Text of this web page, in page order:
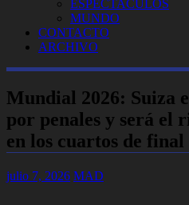
ESPECTACULOS
MUNDO
CONTACTO
ARCHIVO
Mundial 2026: Suiza
por penales y será el
en los cuartos de final
julio 7, 2026 MAD